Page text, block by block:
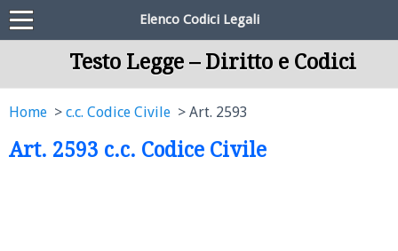
Elenco Codici Legali
Testo Legge – Diritto e Codici
Home c.c. Codice Civile Art. 2593
Art. 2593 c.c. Codice Civile